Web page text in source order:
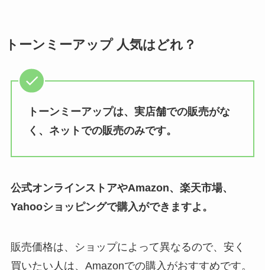
ファンケルの化粧水はどこで買え
る？ウエルシアやマツキヨなどド
ベンジンはどこで買える？売り場
はどこ？薬局やホームセンターな
リアップx5プラスが販売中止の理
由は？Amazonや楽天ならまだ売
塗るネッククーラーはどこで売っ
トーンミーアップ 人気はどれ？
トーンミーアップは、実店舗での販売がな
く、ネットでの販売のみです。
公式オンラインストアやAmazon、楽天市場、
Yahooショッピングで購入ができますよ。
販売価格は、ショップによって異なるので、安く
買いたい人は、Amazonでの購入がおすすめです。